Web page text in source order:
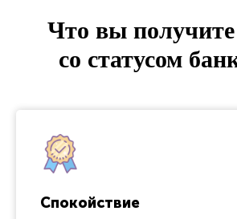
Что вы получите
со статусом
Спокойствие